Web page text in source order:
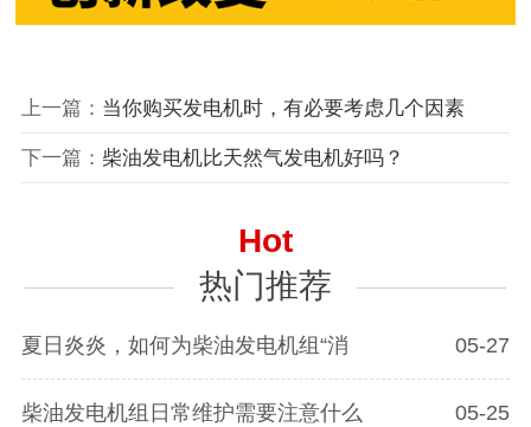
上一篇： 当你购买发电机时，有必要考虑几个因素
下一篇： 柴油发电机比天然气发电机好吗？
Hot
热门推荐
夏日炎炎，如何为柴油发电机组“消 05-27
柴油发电机组日常维护需要注意什么 05-25